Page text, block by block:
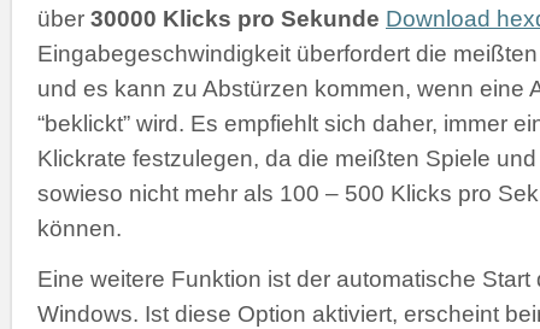
über 30000 Klicks pro Sekunde Download
Eingabegeschwindigkeit überfordert die
und es kann zu Abstürzen kommen, wenn eine
“beklickt” wird. Es empfiehlt sich daher, immer
Klickrate festzulegen, da die meißten Spiele
sowieso nicht mehr als 100 – 500 Klicks pro
können.
Eine weitere Funktion ist der automatische Start
Windows. Ist diese Option aktiviert, erscheint